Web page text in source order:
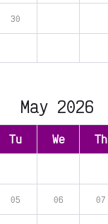
30
May 2026
Tu We Th
05 06 07